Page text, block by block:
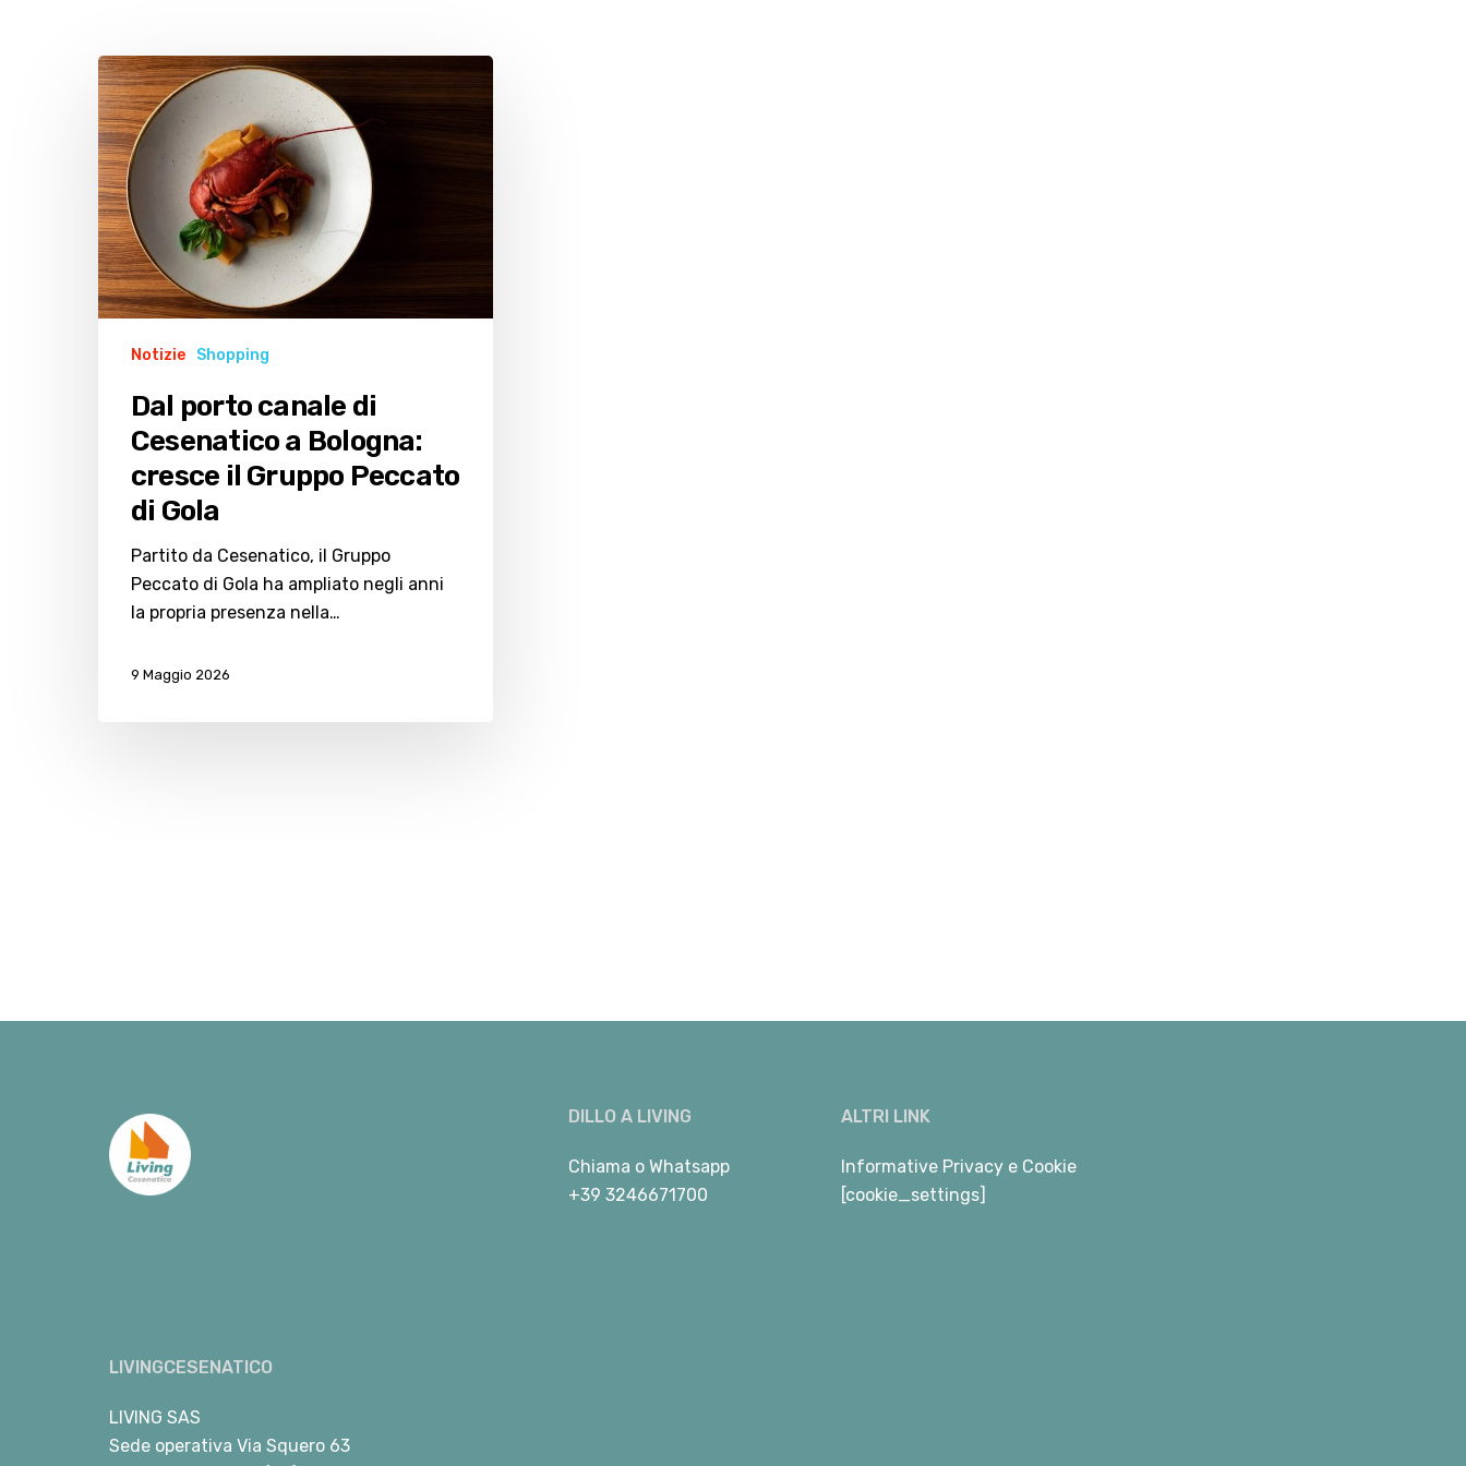
Dal
porto
canale
di
Cesenatico
a
Bologna:
cresce
il
Gruppo
Peccato
Notizie Shopping
Dal porto canale di
Cesenatico a Bologna:
cresce il Gruppo Peccato
di Gola
Partito da Cesenatico, il Gruppo
Peccato di Gola ha ampliato negli anni
la propria presenza nella…
9 Maggio 2026
LIVINGCESENATICO
LIVING SAS
Sede operativa Via Squero 63
DILLO A LIVING
Chiama o Whatsapp
+39 3246671700
ALTRI LINK
Informative Privacy e Cookie
[cookie_settings]